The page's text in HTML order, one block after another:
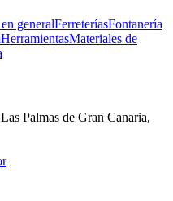
generalFerreteríasFontanería
HerramientasMateriales de
Palmas de Gran Canaria,